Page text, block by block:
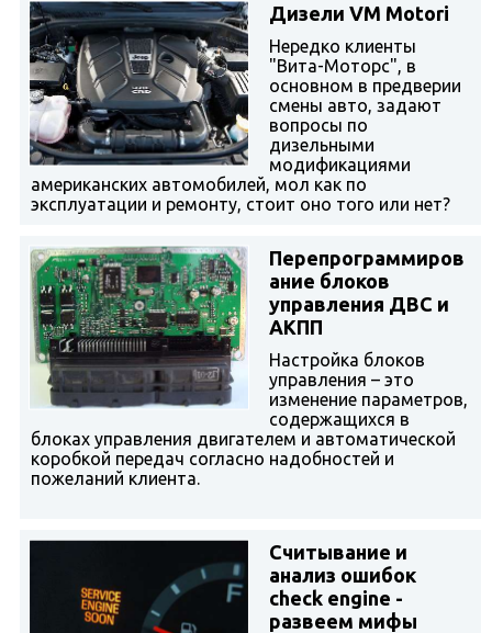
Дизели VM Motori
Нередко клиенты
"Вита-Моторс", в
основном в предверии
смены авто, задают
вопросы по
дизельными
модификациями
американских автомобилей, мол как по
эксплуатации и ремонту, стоит оно того или нет?
Перепрограммиров
ание блоков
управления ДВС и
АКПП
Настройка блоков
управления – это
изменение параметров,
содержащихся в
блоках управления двигателем и автоматической
коробкой передач согласно надобностей и
пожеланий клиента.
Считывание и
анализ ошибок
check engine -
развеем мифы